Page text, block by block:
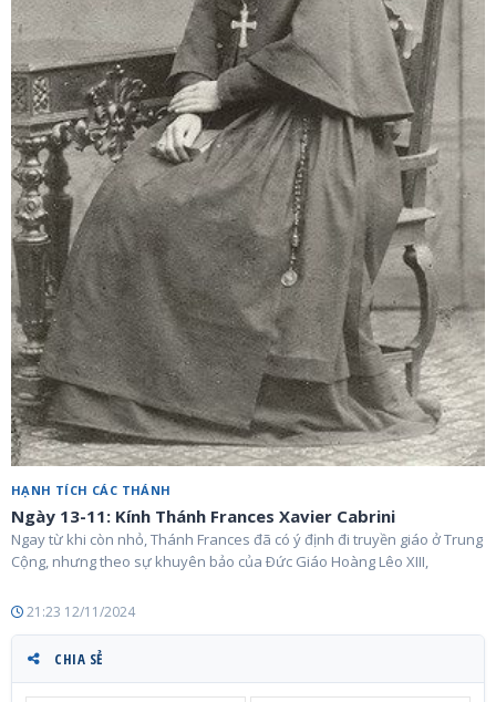
HẠNH TÍCH CÁC THÁNH
Ngày 13-11: Kính Thánh Frances Xavier Cabrini
Ngay từ khi còn nhỏ, Thánh Frances đã có ý định đi truyền giáo ở Trung
Cộng, nhưng theo sự khuyên bảo của Ðức Giáo Hoàng Lêo XIII,
21:23 12/11/2024
CHIA SẺ